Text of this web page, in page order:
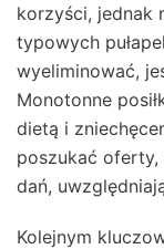
korzyści, jednak
typowych
wyeliminować,
Monotonne
dietą i
poszukać
dań,
Kolejnym